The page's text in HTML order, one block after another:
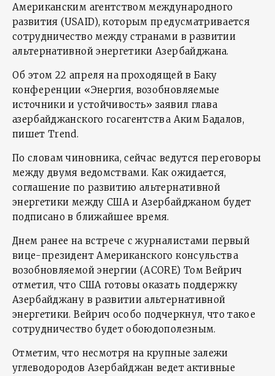
Американским агентством международного
развития (USAID), которым предусматривается
сотрудничество между странами в развитии
альтернативной энергетики Азербайджана.
Об этом 22 апреля на проходящей в Баку
конференции «Энергия, возобновляемые
источники и устойчивость» заявил глава
азербайджанского госагентства Аким Бадалов,
пишет Trend.
По словам чиновника, сейчас ведутся переговоры
между двумя ведомствами. Как ожидается,
соглашение по развитию альтернативной
энергетики между США и Азербайджаном будет
подписано в ближайшее время.
Днем ранее на встрече с журналистами первый
вице-президент Американского консульства
возобновляемой энергии (ACORE) Том Вейрич
отметил, что США готовы оказать поддержку
Азербайджану в развитии альтернативной
энергетики. Вейрич особо подчеркнул, что такое
сотрудничество будет обоюдополезным.
Отметим, что несмотря на крупные залежи
углеводородов Азербайджан ведет активные